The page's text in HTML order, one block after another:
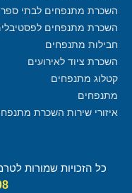
השכרת מתנפחים לבתי ספר
השכרת מתנפחים
חבילות מתנפחים
השכרת ציוד לאירועים
קטלוג מתנפחים
מתנפחים
איזורי שירות השכרת
כל הזכויות שמורות